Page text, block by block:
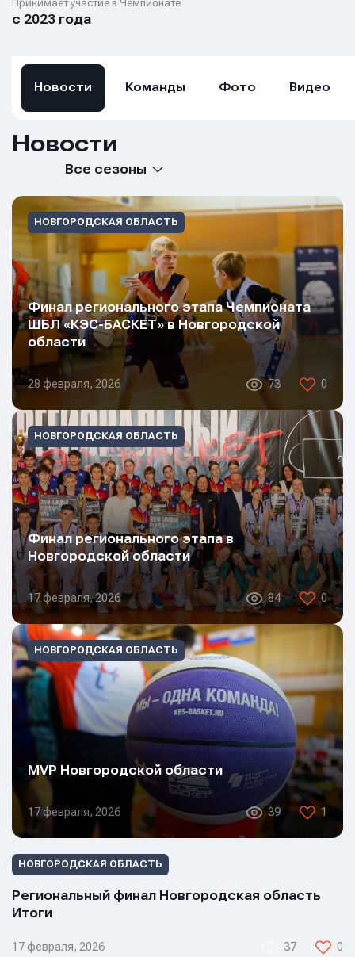
Принимает участие в Чемпионате
с 2023 года
Новости Команды Фото Видео
Новости
Все сезоны
НОВГОРОДСКАЯ ОБЛАСТЬ
Финал регионального этапа Чемпионата
ШБЛ «КЭС-БАСКЕТ» в Новгородской
области
28 февраля, 2026 73 0
НОВГОРОДСКАЯ ОБЛАСТЬ
Финал регионального этапа в
Новгородской области
17 февраля, 2026 84 0
НОВГОРОДСКАЯ ОБЛАСТЬ
MVP Новгородской области
17 февраля, 2026 39 1
НОВГОРОДСКАЯ ОБЛАСТЬ
Региональный финал Новгородская область
Итоги
17 февраля, 2026 37 0